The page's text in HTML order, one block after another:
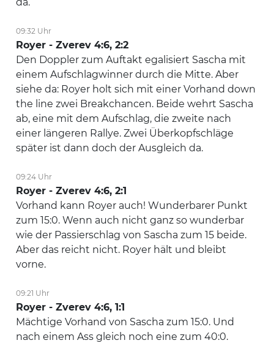
09:32 Uhr
Royer - Zverev 4:6, 2:2
Den Doppler zum Auftakt egalisiert Sascha mit
einem Aufschlagwinner durch die Mitte. Aber
siehe da: Royer holt sich mit einer Vorhand down
the line zwei Breakchancen. Beide wehrt Sascha
ab, eine mit dem Aufschlag, die zweite nach
einer längeren Rallye. Zwei Überkopfschläge
später ist dann doch der Ausgleich da.
09:24 Uhr
Royer - Zverev 4:6, 2:1
Vorhand kann Royer auch! Wunderbarer Punkt
zum 15:0. Wenn auch nicht ganz so wunderbar
wie der Passierschlag von Sascha zum 15 beide.
Aber das reicht nicht. Royer hält und bleibt
vorne.
09:21 Uhr
Royer - Zverev 4:6, 1:1
Mächtige Vorhand von Sascha zum 15:0. Und
nach einem Ass gleich noch eine zum 40:0.